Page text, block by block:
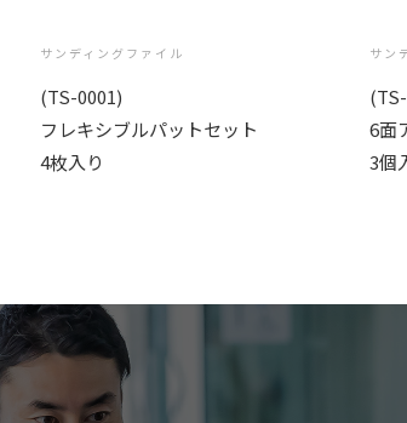
サンディングファイル
(TS-0001)
フレキシブルパットセット
4枚入り
サン
6面
3個